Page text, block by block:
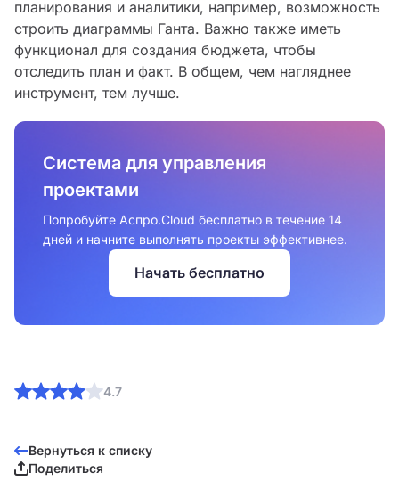
планирования и аналитики, например, возможность
строить диаграммы Ганта. Важно также иметь
функционал для создания бюджета, чтобы
отследить план и факт. В общем, чем нагляднее
инструмент, тем лучше.
Система для управления
проектами
Попробуйте Аспро.Cloud бесплатно в течение 14
дней и начните выполнять проекты эффективнее.
Начать бесплатно
4.7
Вернуться к списку
Поделиться